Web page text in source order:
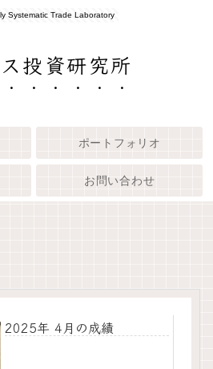
Systematic Trade Laboratory
投資研究所
ポートフォリオ
お問い合わせ
2025年 4月の成績